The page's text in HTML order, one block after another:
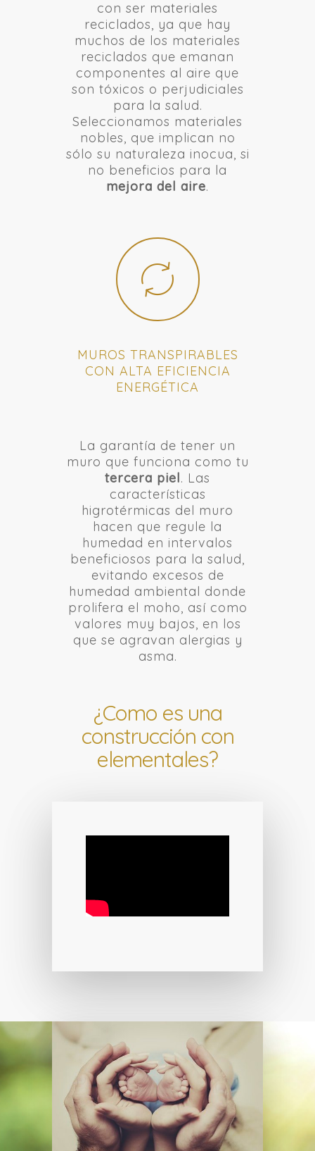
con ser materiales
reciclados, ya que hay
muchos de los materiales
reciclados que emanan
componentes al aire que
son tóxicos o perjudiciales
para la salud.
Seleccionamos materiales
nobles, que implican no
sólo su naturaleza inocua, si
no beneficios para la
mejora del aire.
MUROS TRANSPIRABLES
CON ALTA EFICIENCIA
ENERGÉTICA
La garantía de tener un
muro que funciona como tu
tercera piel. Las
características
higrotérmicas del muro
hacen que regule la
humedad en intervalos
beneficiosos para la salud,
evitando excesos de
humedad ambiental donde
prolifera el moho, así como
valores muy bajos, en los
que se agravan alergias y
asma.
¿Como es una
construcción con
elementales?